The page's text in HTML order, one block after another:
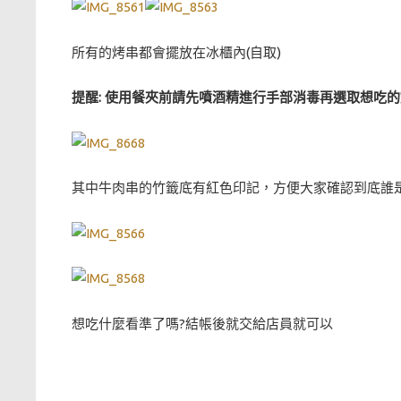
所有的烤串都會擺放在冰櫃內(自取)
提醒: 使用餐夾前請先噴酒精進行手部消毒再選取想吃
其中牛肉串的竹籤底有紅色印記，方便大家確認到底誰
想吃什麼看準了嗎?結帳後就交給店員就可以